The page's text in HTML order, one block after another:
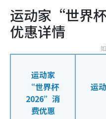
运动家“世界
优惠详情
运动家
“世界杯
2026”消
费优惠
运